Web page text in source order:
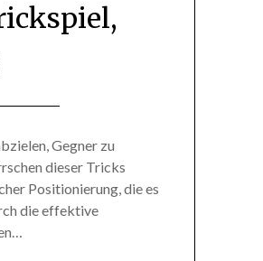
Gegner zu
dieser Tricks
Positionierung, die es
die effektive